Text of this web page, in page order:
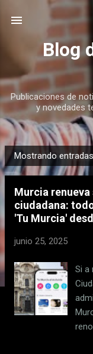
Blog
Publicaciones de
y novedades
E
n
Mostrando
Murcia renueva
ciudadana:
'Tu Murcia'
junio 25, 2025
Si a